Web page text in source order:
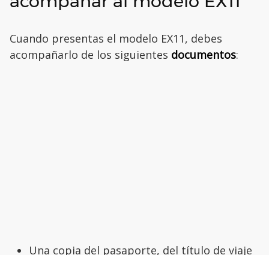
Cuando presentas el modelo EX11, debes
acompañarlo de los siguientes documentos:
Una copia del pasaporte, del título de viaje